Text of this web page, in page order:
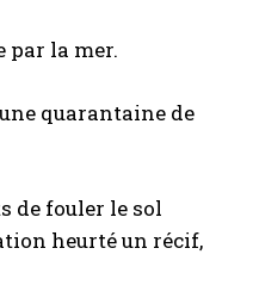
par la mer.
quarantaine de
de fouler le sol
heurté un récif,